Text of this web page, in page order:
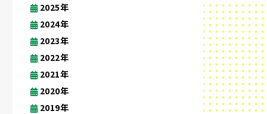
2025年
2024年
2023年
2022年
2021年
2020年
2019年